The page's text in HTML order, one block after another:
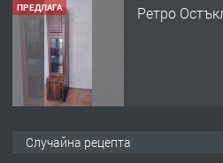
ПРЕДЛАГА Ретро
Случайна рецепта